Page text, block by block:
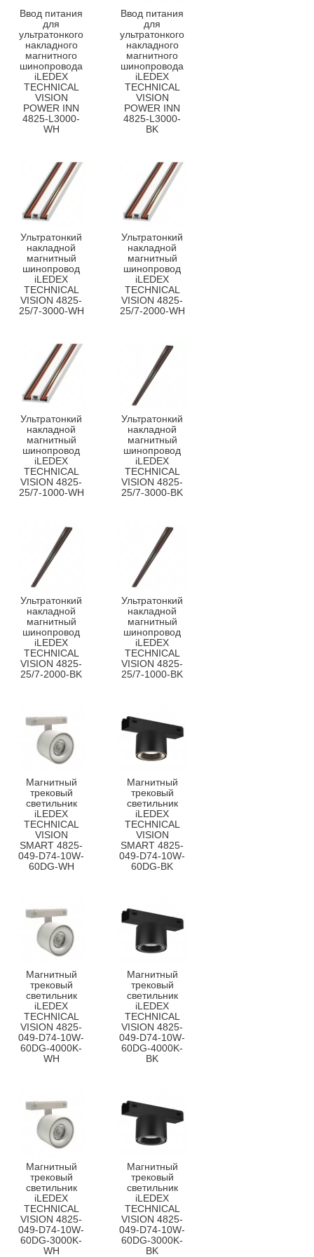
Ввод питания
для
ультратонкого
накладного
магнитного
шинопровода
iLEDEX
TECHNICAL
VISION
POWER INN
4825-L3000-
WH
Ввод питания
для
ультратонкого
накладного
магнитного
шинопровода
iLEDEX
TECHNICAL
VISION
POWER INN
4825-L3000-
BK
Ультратонкий
накладной
магнитный
шинопровод
iLEDEX
TECHNICAL
VISION 4825-
25/7-3000-WH
Ультратонкий
накладной
магнитный
шинопровод
iLEDEX
TECHNICAL
VISION 4825-
25/7-2000-WH
Ультратонкий
накладной
магнитный
шинопровод
iLEDEX
TECHNICAL
VISION 4825-
25/7-1000-WH
Ультратонкий
накладной
магнитный
шинопровод
iLEDEX
TECHNICAL
VISION 4825-
25/7-3000-BK
Ультратонкий
накладной
магнитный
шинопровод
iLEDEX
TECHNICAL
VISION 4825-
25/7-2000-BK
Ультратонкий
накладной
магнитный
шинопровод
iLEDEX
TECHNICAL
VISION 4825-
25/7-1000-BK
Магнитный
трековый
светильник
iLEDEX
TECHNICAL
VISION
SMART 4825-
049-D74-10W-
60DG-WH
Магнитный
трековый
светильник
iLEDEX
TECHNICAL
VISION
SMART 4825-
049-D74-10W-
60DG-BK
Магнитный
трековый
светильник
iLEDEX
TECHNICAL
VISION 4825-
049-D74-10W-
60DG-4000K-
WH
Магнитный
трековый
светильник
iLEDEX
TECHNICAL
VISION 4825-
049-D74-10W-
60DG-4000K-
BK
Магнитный
трековый
светильник
iLEDEX
TECHNICAL
VISION 4825-
049-D74-10W-
60DG-3000K-
WH
Магнитный
трековый
светильник
iLEDEX
TECHNICAL
VISION 4825-
049-D74-10W-
60DG-3000K-
BK